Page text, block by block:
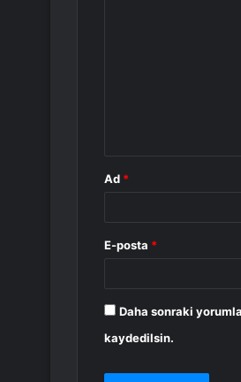
Ad *
E-posta *
Daha sonraki
kaydedilsin.